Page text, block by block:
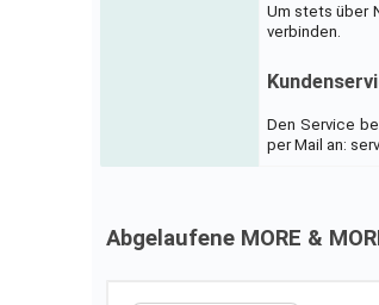
Um stets über
verbinden.
Den Service
per Mail an:
Abgelaufene MORE &